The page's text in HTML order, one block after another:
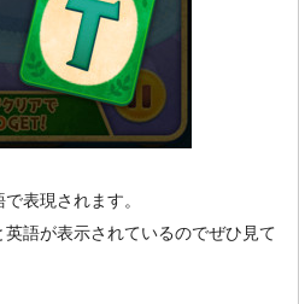
表現されます。
語が表示されているのでぜひ見て